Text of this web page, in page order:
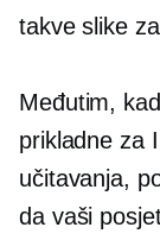
takve slike
Međutim,
prikladne za
učitavanja,
da vaši